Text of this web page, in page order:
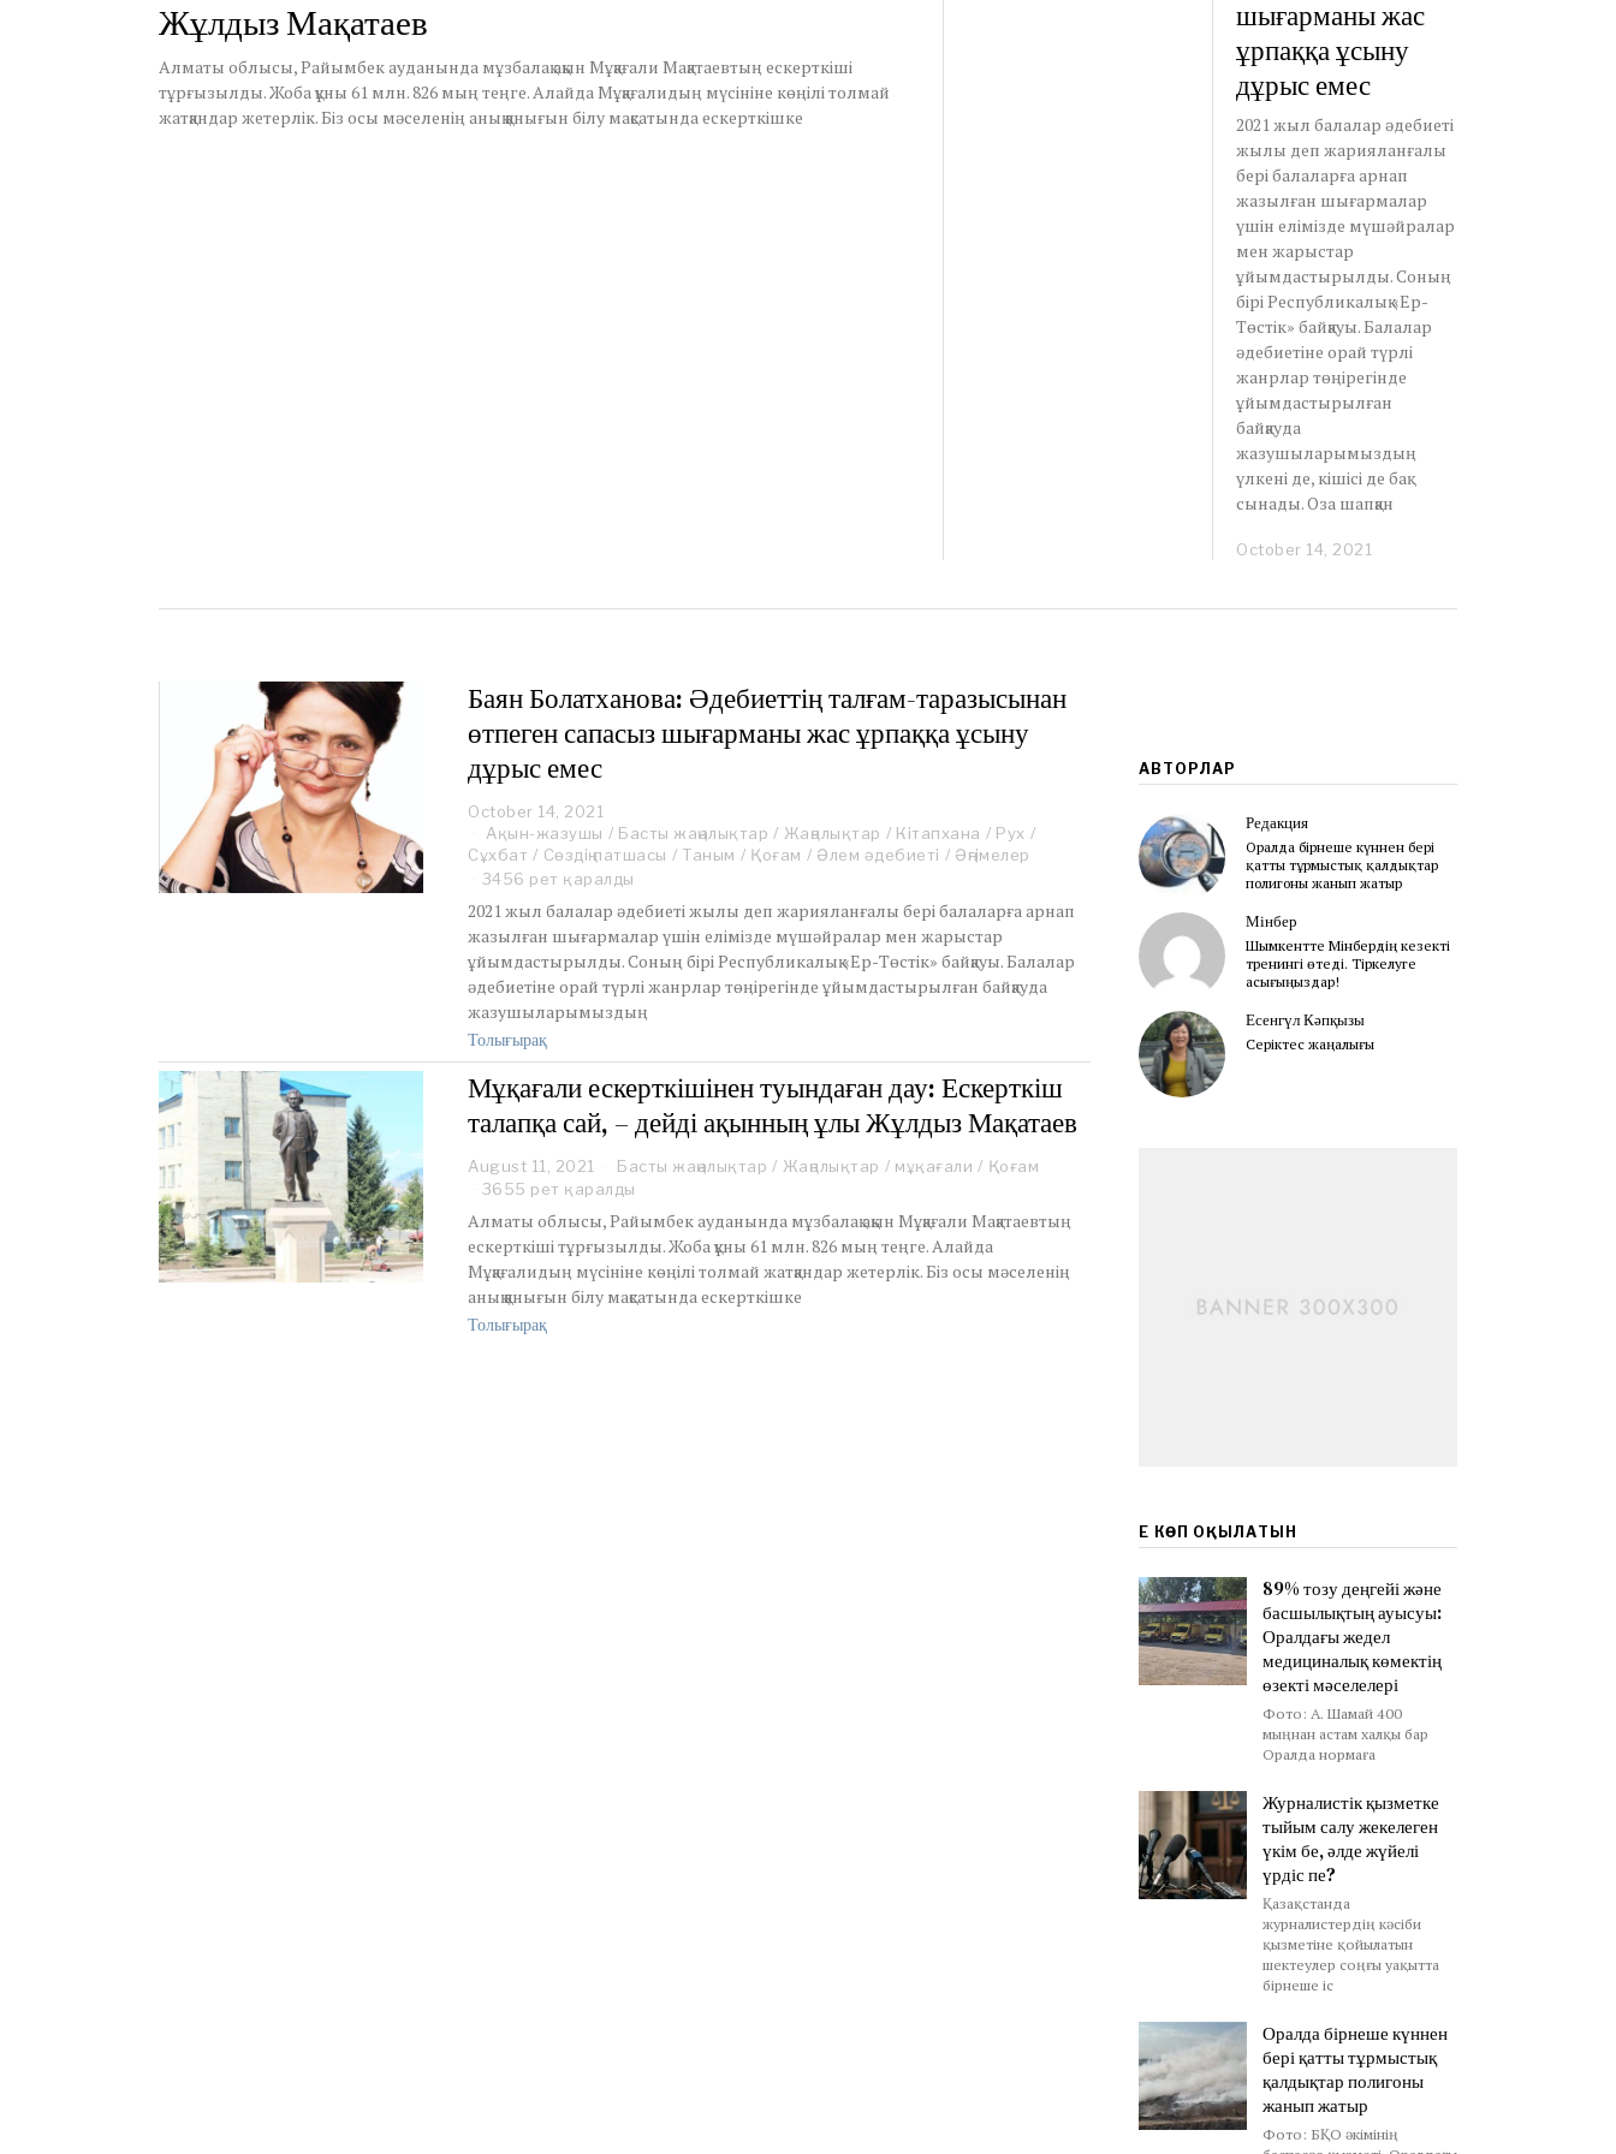
1
3
2
0
2
Жұлдыз Мақатаев
Алматы облысы, Райымбек ауданында мұзбалақ ақын Мұқағали Мақатаевтың ескерткіші
тұрғызылды. Жоба құны 61 млн. 826 мың теңге. Алайда Мұқағалидың мүсініне көңілі толмай
жатқандар жетерлік. Біз осы мәселенің анық қанығын білу мақсатында ескерткішке
шығарманы жас
ұрпаққа ұсыну
дұрыс емес
2021 жыл балалар әдебиеті
жылы деп жарияланғалы
бері балаларға арнап
жазылған шығармалар
үшін елімізде мүшәйралар
мен жарыстар
ұйымдастырылды. Соның
бірі Республикалық «Ер-
Төстік» байқауы. Балалар
әдебиетіне орай түрлі
жанрлар төңірегінде
ұйымдастырылған
байқауда
жазушыларымыздың
үлкені де, кішісі де бақ
сынады. Оза шапқан
October 14, 2021
o
0
Баян Болатханова: Әдебиеттің талғам-таразысынан
өтпеген сапасыз шығарманы жас ұрпаққа ұсыну
дұрыс емес
October 14, 2021
c
t
o
e
r
1
7
,
1
Ақын-жазушы / Басты жаңалықтар / Жаңалықтар / Кітапхана / Рух /
Сұхбат / Сөздің патшасы / Таным / Қоғам / Әлем әдебиеті / Әңгімелер
3456 рет қаралды
2021 жыл балалар әдебиеті жылы деп жарияланғалы бері балаларға арнап
жазылған шығармалар үшін елімізде мүшәйралар мен жарыстар
ұйымдастырылды. Соның бірі Республикалық «Ер-Төстік» байқауы. Балалар
әдебиетіне орай түрлі жанрлар төңірегінде ұйымдастырылған байқауда
жазушыларымыздың
Толығырақ
Мұқағали ескерткішінен туындаған дау: Ескерткіш
талапқа сай, – дейді ақынның ұлы Жұлдыз Мақатаев
August 11, 2021
u
u
s
t
1
Басты жаңалықтар / Жаңалықтар / мұқағали / Қоғам
3655 рет қаралды
Алматы облысы, Райымбек ауданында мұзбалақ ақын Мұқағали Мақатаевтың
ескерткіші тұрғызылды. Жоба құны 61 млн. 826 мың теңге. Алайда
Мұқағалидың мүсініне көңілі толмай жатқандар жетерлік. Біз осы мәселенің
анық қанығын білу мақсатында ескерткішке
Толығырақ
АВТОРЛАР
Редакция
Оралда бірнеше күннен бері
қатты тұрмыстық қалдықтар
полигоны жанып жатыр
Мінбер
Шымкентте Мінбердің кезекті
тренингі өтеді. Тіркелуге
асығыңыздар!
Есенгүл Кәпқызы
Серіктес жаңалығы
ЕҢ КӨП ОҚЫЛАТЫН
89% тозу деңгейі және
басшылықтың ауысуы:
Оралдағы жедел
медициналық көмектің
өзекті мәселелері
Фото: А. Шамай 400
мыңнан астам халқы бар
Оралда нормаға
Журналистік қызметке
тыйым салу жекелеген
үкім бе, әлде жүйелі
үрдіс пе?
Қазақстанда
журналистердің кәсіби
қызметіне қойылатын
шектеулер соңғы уақытта
бірнеше іс
Оралда бірнеше күннен
бері қатты тұрмыстық
қалдықтар полигоны
жанып жатыр
Фото: БҚО әкімінің